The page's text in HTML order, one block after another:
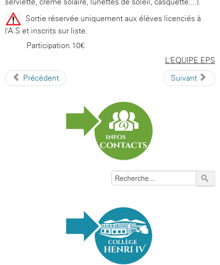
-Sortie réservée uniquement aux élèves licenciés à
l'A.S et inscrits sur liste.
-Participation 10€
L'EQUIPE EPS
Précédent
Suivant